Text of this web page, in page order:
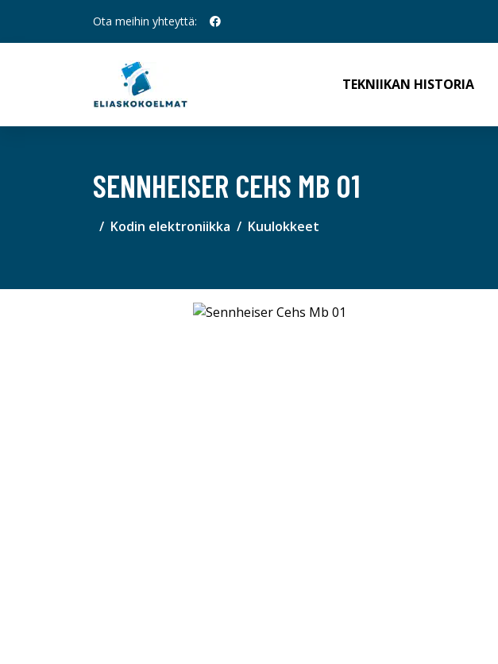
Ota meihin yhteyttä:
TEKNIIKAN HISTORIA
SENNHEISER CEHS MB 01
Kodin elektroniikka Kuulokkeet